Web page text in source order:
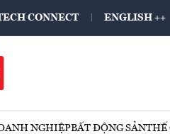
CONNECT ENGLISH ++
NGHIỆPBẤT ĐỘNG SẢNTHẾ